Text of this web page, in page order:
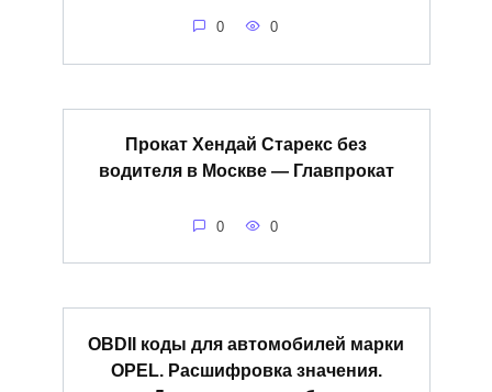
0 0
Прокат Хендай Старекс без
водителя в Москве — Главпрокат
0 0
OBDII коды для автомобилей марки
OPEL. Расшифровка значения.